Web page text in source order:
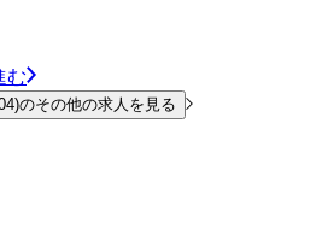
む
のその他の求人を見る